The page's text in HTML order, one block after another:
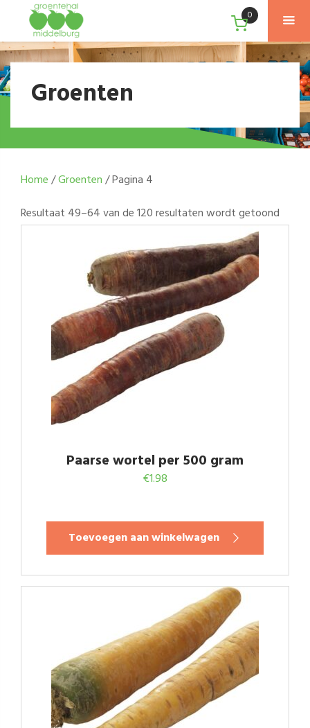
0
Groenten
Home/Groenten/ Pagina 4
Resultaat 49–64 van de 120 resultaten wordt getoond
Paarse wortel per 500 gram
€1.98
Toevoegen aan winkelwagen